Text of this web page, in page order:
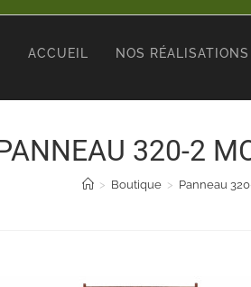
ACCUEIL NOS RÉALISATIONS
320-2
> Boutique > Panneau